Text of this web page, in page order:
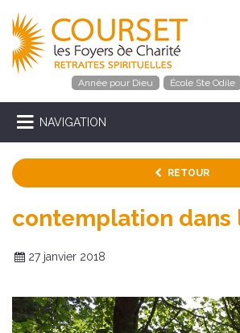
Année pour Dieu École Ste Odile
NAVIGATION
RETOUR
contemplation dans
27 janvier 2018